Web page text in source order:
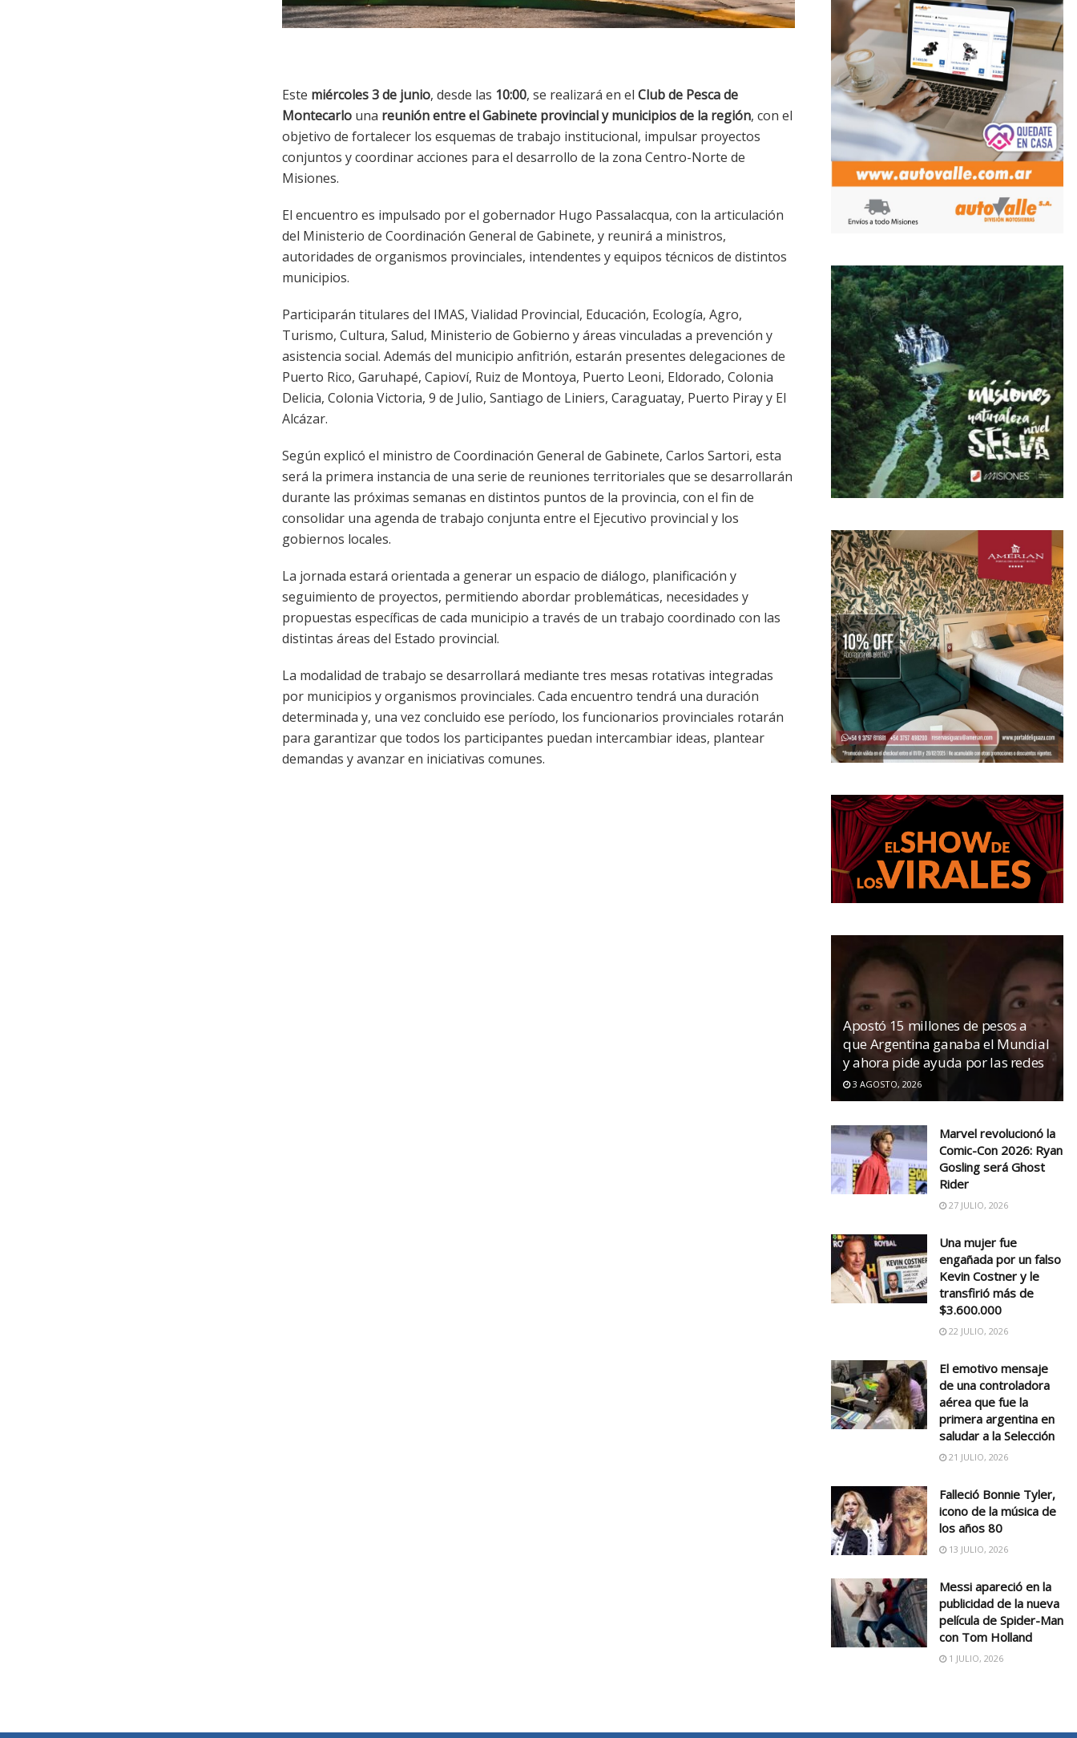
Este miércoles 3 de junio, desde las 10:00, se realizará en el Club de Pesca de
Montecarlo una reunión entre el Gabinete provincial y municipios de la región, con el
objetivo de fortalecer los esquemas de trabajo institucional, impulsar proyectos
conjuntos y coordinar acciones para el desarrollo de la zona Centro-Norte de
Misiones.
El encuentro es impulsado por el gobernador Hugo Passalacqua, con la articulación
del Ministerio de Coordinación General de Gabinete, y reunirá a ministros,
autoridades de organismos provinciales, intendentes y equipos técnicos de distintos
municipios.
Participarán titulares del IMAS, Vialidad Provincial, Educación, Ecología, Agro,
Turismo, Cultura, Salud, Ministerio de Gobierno y áreas vinculadas a prevención y
asistencia social. Además del municipio anfitrión, estarán presentes delegaciones de
Puerto Rico, Garuhapé, Capioví, Ruiz de Montoya, Puerto Leoni, Eldorado, Colonia
Delicia, Colonia Victoria, 9 de Julio, Santiago de Liniers, Caraguatay, Puerto Piray y El
Alcázar.
Según explicó el ministro de Coordinación General de Gabinete, Carlos Sartori, esta
será la primera instancia de una serie de reuniones territoriales que se desarrollarán
durante las próximas semanas en distintos puntos de la provincia, con el fin de
consolidar una agenda de trabajo conjunta entre el Ejecutivo provincial y los
gobiernos locales.
La jornada estará orientada a generar un espacio de diálogo, planificación y
seguimiento de proyectos, permitiendo abordar problemáticas, necesidades y
propuestas específicas de cada municipio a través de un trabajo coordinado con las
distintas áreas del Estado provincial.
La modalidad de trabajo se desarrollará mediante tres mesas rotativas integradas
por municipios y organismos provinciales. Cada encuentro tendrá una duración
determinada y, una vez concluido ese período, los funcionarios provinciales rotarán
para garantizar que todos los participantes puedan intercambiar ideas, plantear
demandas y avanzar en iniciativas comunes.
Apostó 15 millones de pesos a
que Argentina ganaba el Mundial
y ahora pide ayuda por las redes
3 AGOSTO, 2026
Marvel revolucionó la
Comic-Con 2026: Ryan
Gosling será Ghost
Rider
27 JULIO, 2026
Una mujer fue
engañada por un falso
Kevin Costner y le
transfirió más de
$3.600.000
22 JULIO, 2026
El emotivo mensaje
de una controladora
aérea que fue la
primera argentina en
saludar a la Selección
21 JULIO, 2026
Falleció Bonnie Tyler,
icono de la música de
los años 80
13 JULIO, 2026
Messi apareció en la
publicidad de la nueva
película de Spider-Man
con Tom Holland
1 JULIO, 2026